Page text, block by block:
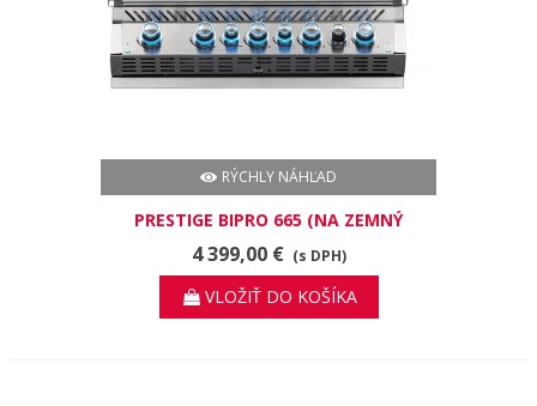
RÝCHLY NÁHĽAD
PRESTIGE BIPRO 665 (NA ZEMNÝ
PLYN)
4 399,00 € (s DPH)
VLOŽIŤ DO KOŠÍKA